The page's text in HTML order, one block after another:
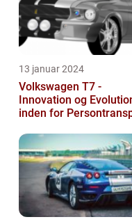
13 januar 2024
Volkswagen T7 -
Innovation og
inden for